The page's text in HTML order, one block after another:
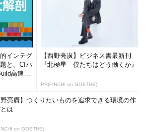
政府機関のセキュリティ統一基準の改定案
では「各省庁のセキュリティの底上げを図
のアプローチを取った。とりわけ、標的型
ている」（谷脇氏）。また今回の改定案で
ティ基本法の改正を踏まえ、監査対象を省
や特殊法人にも広げることに加え、標的型
て内容に改訂を加えた。「設置されていた
のある形で機能していなかったCSIRTや、
について丁寧に記述している他、重要な情
ターネットから分離し、ログを管理するこ
」（谷脇氏）。
インテグ
と、CIパ
高速化
【西野亮廣】ビジネス書最新刊
『北極星 僕たちはどう働くか』
PR(FINCHI on GOETHE)
野亮廣】つくりたいものを追求できる環境の作
は
on GOETHE)